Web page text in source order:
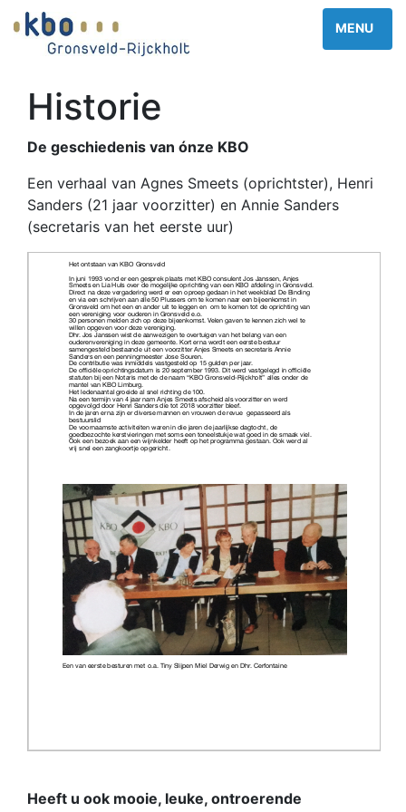
Historie
De geschiedenis van ónze KBO
Een verhaal van Agnes Smeets (oprichtster), Henri
Sanders (21 jaar voorzitter) en Annie Sanders
(secretaris van het eerste uur)
Heeft u ook mooie, leuke, ontroerende